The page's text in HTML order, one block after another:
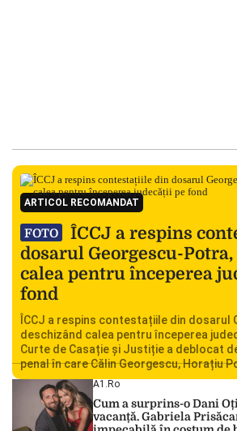
ARTICOL RECOMANDAT
FOTO
ÎCCJ a respins
dosarul Georgescu-
calea pentru începerea
fond
ÎCCJ a respins contestațiile din dosarul
deschizând calea pentru începerea
Curte de Casație și Justiție a deblocat
penal în care Călin Georgescu, Horațiu
persoane sunt acuzați de acțiuni
ordinii constituționale. În ședința din
judecătorii de la instanța supremă au […]
A1.ro
Cum a surprins-o Dani
vacanță. Gabriela